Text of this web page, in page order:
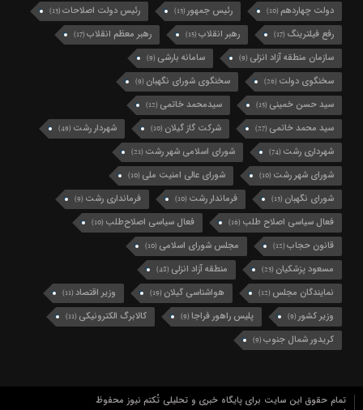
دولت چهاردهم (10) رئیس جمهور(13) رئیس دولت اصلاحات(13)
رفع فیلترینگ (17) رهبر انقلاب(15) رهبر معظم انقلاب(17)
سازمان منطقه آزاد انزلی (9) سامانه بارشی (9)
سخنگوی دولت (26) سخنگوی شورای نگهبان (9)
سید حسن خمینی (15) سیدمحمد خاتمی (12)
سید محمد خاتمی (27) شرکت گاز گیلان (10) شهردار رشت (49)
شهرداری رشت (74) شورای اسلامی شهر رشت (21)
شورای شهر رشت (10) شورای عالی امنیت ملی (10)
شورای نگهبان (13) فرماندار رشت (10) فرمانداری رشت (9)
فعال سیاسی اصلاح طلب (16) فعال سیاسی اصلاح‌طلب (10)
قانون حجاب(12) مجلس شورای اسلامی (10)
مسعود پزشکیان (23) منطقه آزاد انزلی (48)
نمایندگان مجلس (12) هواشناسی گیلان (19) وزیر اقتصاد(11)
وزیر کشور(9) پلیس راهور فراجا (9) کالابرگ الکترونیکی (11)
کریدور شمال جنوب(9)
تمام حقوق این سایت برای پایگاه خبری و تحلیلی تُکتم نیوز محفوظ